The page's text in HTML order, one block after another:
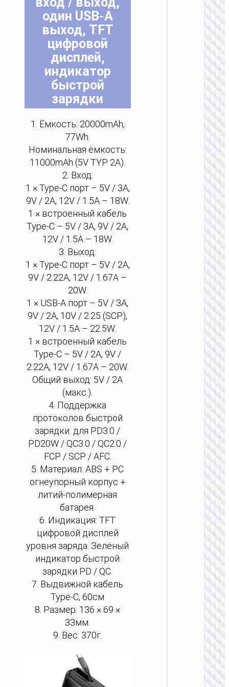
один USB-A
выход, TFT
цифровой
дисплей,
индикатор
быстрой
зарядки
1. Ёмкость: 20000mAh,
77Wh.
Номинальная ёмкость:
11000mAh (5V TYP 2A).
2. Вход:
1 × Type-C порт – 5V / 3A,
9V / 2A, 12V / 1.5A – 18W.
1 × встроенный кабель
Type-C – 5V / 3A, 9V / 2A,
12V / 1.5A – 18W.
3. Выход:
1 × Type-C порт – 5V / 2A,
9V / 2.22A, 12V / 1.67A –
20W.
1 × USB-A порт – 5V / 3A,
9V / 2A, 10V / 2.25 (SCP),
12V / 1.5A – 22.5W.
1 × встроенный кабель
Type-C – 5V / 2A, 9V /
2.22A, 12V / 1.67A – 20W.
Общий выход: 5V / 2A
(макс.).
4. Поддержка
протоколов быстрой
зарядки: для PD3.0 /
PD20W / QC3.0 / QC2.0 /
FCP / SCP / AFC.
5. Материал: ABS + PC
огнеупорный корпус +
литий-полимерная
батарея.
6. Индикация: TFT
цифровой дисплей
уровня заряда. Зелёный
индикатор быстрой
зарядки PD / QC.
7. Выдвижной кабель
Type-C, 60см
8. Размер: 136 × 69 ×
33мм.
9. Вес: 370г.